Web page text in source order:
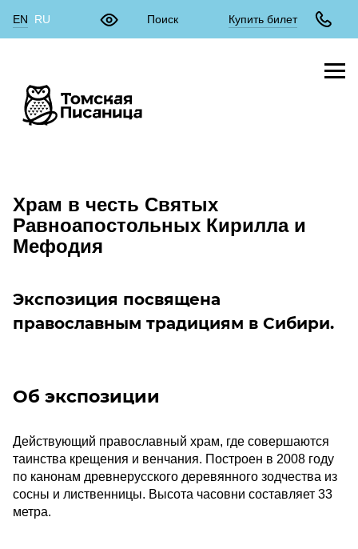
EN RU Купить билет
Храм в честь Святых
Равноапостольных Кирилла и
Мефодия
Экспозиция посвящена
православным традициям в Сибири.
Об экспозиции
Действующий православный храм, где совершаются
таинства крещения и венчания. Построен в 2008 году
по канонам древнерусского деревянного зодчества из
сосны и лиственницы. Высота часовни составляет 33
метра.